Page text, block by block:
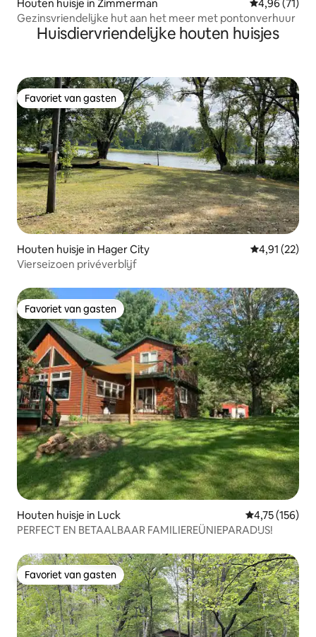
Houten huisje in Zimmerman Gemiddelde
4,96 (71)
Gezinsvriendelijke hut aan het meer met pontonverhuur
Huisdiervriendelijke houten huisjes
Favoriet van gasten
Favoriet van gasten
Houten huisje in Hager City Gemiddelde
4,91 (22)
Vierseizoen privéverblijf
Favoriet van gasten
Favoriet van gasten
Houten huisje in Luck Gemiddelde
4,75 (156)
PERFECT EN BETAALBAAR FAMILIEREÜNIEPARADIJS!
Favoriet van gasten
Favoriet van gasten